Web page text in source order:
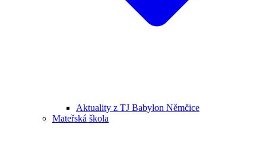
Aktuality z TJ Babylon Němčice
Mateřská škola